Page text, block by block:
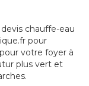
chauffe-eau
pour
votre foyer à
plus vert et